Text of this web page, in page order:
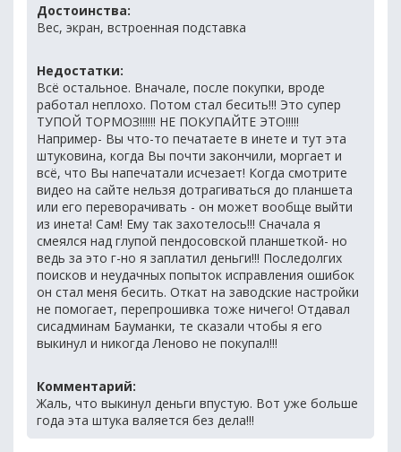
Достоинства:
Вес, экран, встроенная подставка
Недостатки:
Всё остальное. Вначале, после покупки, вроде
работал неплохо. Потом стал бесить!!! Это супер
ТУПОЙ ТОРМОЗ!!!!!! НЕ ПОКУПАЙТЕ ЭТО!!!!!
Например- Вы что-то печатаете в инете и тут эта
штуковина, когда Вы почти закончили, моргает и
всё, что Вы напечатали исчезает! Когда смотрите
видео на сайте нельзя дотрагиваться до планшета
или его переворачивать - он может вообще выйти
из инета! Сам! Ему так захотелось!!! Сначала я
смеялся над глупой пендосовской планшеткой- но
ведь за это г-но я заплатил деньги!!! Последолгих
поисков и неудачных попыток исправления ошибок
он стал меня бесить. Откат на заводские настройки
не помогает, перепрошивка тоже ничего! Отдавал
сисадминам Бауманки, те сказали чтобы я его
выкинул и никогда Леново не покупал!!!
Комментарий:
Жаль, что выкинул деньги впустую. Вот уже больше
года эта штука валяется без дела!!!